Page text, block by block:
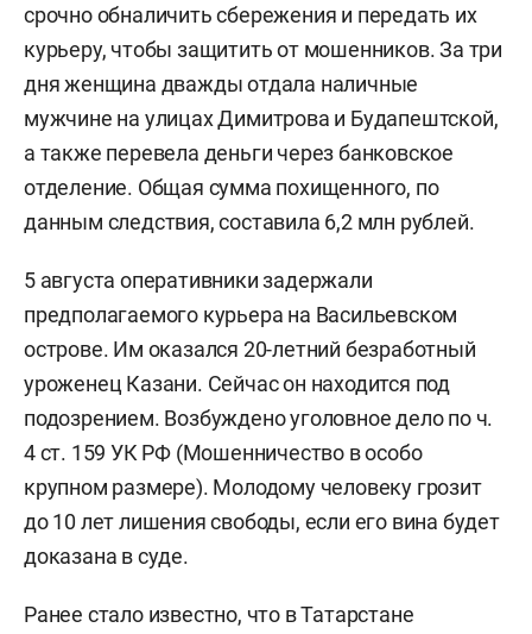
срочно обналичить сбережения и передать их
курьеру, чтобы защитить от мошенников. За три
дня женщина дважды отдала наличные
мужчине на улицах Димитрова и Будапештской,
а также перевела деньги через банковское
отделение. Общая сумма похищенного, по
данным следствия, составила 6,2 млн рублей.
5 августа оперативники задержали
предполагаемого курьера на Васильевском
острове. Им оказался 20-летний безработный
уроженец Казани. Сейчас он находится под
подозрением. Возбуждено уголовное дело по ч.
4 ст. 159 УК РФ (Мошенничество в особо
крупном размере). Молодому человеку грозит
до 10 лет лишения свободы, если его вина будет
доказана в суде.
Ранее стало известно, что в Татарстане